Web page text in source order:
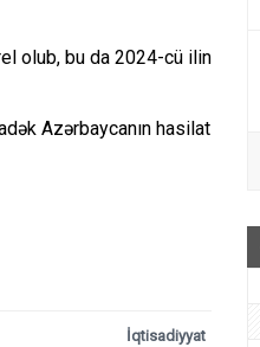
olub, bu da 2024-cü ilin
Azərbaycanın hasilat
İqtisadiyyat